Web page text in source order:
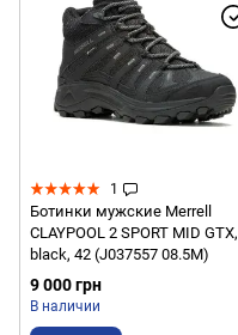
1
Ботинки мужские Merrell
CLAYPOOL 2 SPORT MID GTX,
black, 42 (J037557 08.5M)
9 000 грн
В наличии